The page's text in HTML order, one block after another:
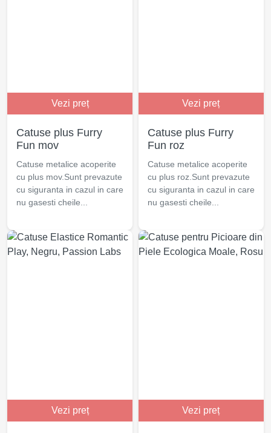
Vezi preț
Catuse plus Furry
Fun mov
Catuse metalice acoperite
cu plus mov.Sunt prevazute
cu siguranta in cazul in care
nu gasesti cheile...
Vezi preț
Catuse plus Furry
Fun roz
Catuse metalice acoperite
cu plus roz.Sunt prevazute
cu siguranta in cazul in care
nu gasesti cheile...
Vezi preț Vezi preț